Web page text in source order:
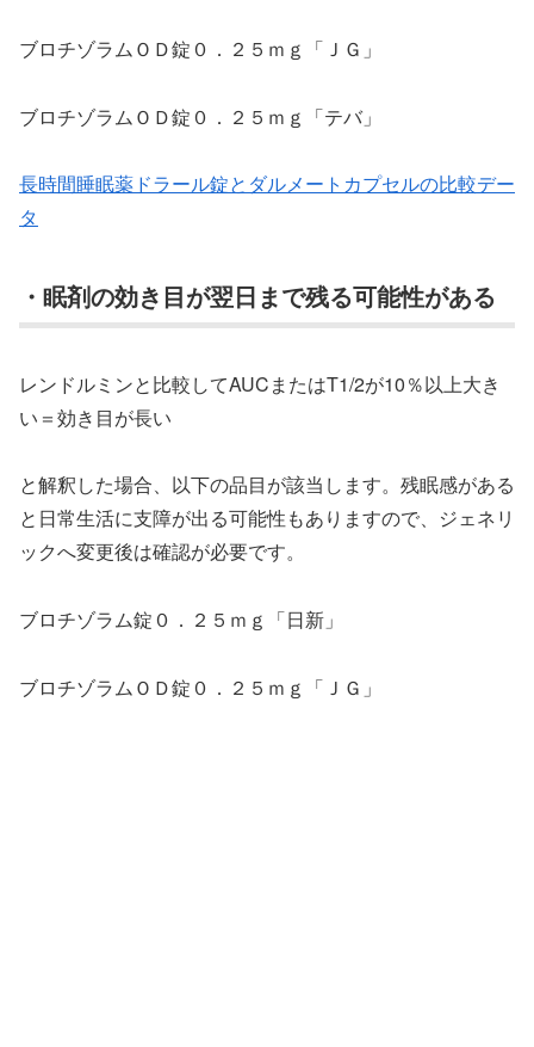
ブロチゾラムＯＤ錠０．２５ｍｇ「ＪＧ」
ブロチゾラムＯＤ錠０．２５ｍｇ「テバ」
長時間睡眠薬ドラール錠とダルメートカプセルの比較デー
タ
・眠剤の効き目が翌日まで残る可能性がある
レンドルミンと比較してAUCまたはT1/2が10％以上大き
い＝効き目が長い
と解釈した場合、以下の品目が該当します。残眠感がある
と日常生活に支障が出る可能性もありますので、ジェネリ
ックへ変更後は確認が必要です。
ブロチゾラム錠０．２５ｍｇ「日新」
ブロチゾラムＯＤ錠０．２５ｍｇ「ＪＧ」